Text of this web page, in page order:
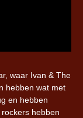
waar Ivan & The
hebben wat met
en hebben
hebben